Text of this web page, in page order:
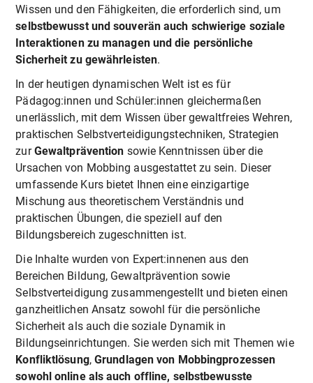
Wissen und den Fähigkeiten, die erforderlich sind, um
selbstbewusst und souverän auch schwierige soziale
Interaktionen zu managen und die persönliche
Sicherheit zu gewährleisten.
In der heutigen dynamischen Welt ist es für
Pädagog:innen und Schüler:innen gleichermaßen
unerlässlich, mit dem Wissen über gewaltfreies Wehren,
praktischen Selbstverteidigungstechniken, Strategien
zurGewaltprävention sowie Kenntnissen über die
Ursachen von Mobbing ausgestattet zu sein. Dieser
umfassende Kurs bietet Ihnen eine einzigartige
Mischung aus theoretischem Verständnis und
praktischen Übungen, die speziell auf den
Bildungsbereich zugeschnitten ist.
Die Inhalte wurden von Expert:innenen aus den
Bereichen Bildung, Gewaltprävention sowie
Selbstverteidigung zusammengestellt und bieten einen
ganzheitlichen Ansatz sowohl für die persönliche
Sicherheit als auch die soziale Dynamik in
Bildungseinrichtungen. Sie werden sich mit Themen wie
Konfliktlösung,Grundlagen von Mobbingprozessen
sowohl online als auch offline, selbstbewusste